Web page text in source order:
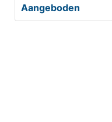
Aangeboden